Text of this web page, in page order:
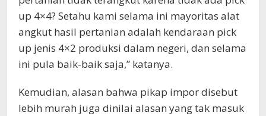
up 4×4? Setahu kami selama ini mayoritas alat
angkut hasil pertanian adalah kendaraan pick
up jenis 4×2 produksi dalam negeri, dan selama
ini pula baik-baik saja,” katanya.
Kemudian, alasan bahwa pikap impor disebut
lebih murah juga dinilai alasan yang tak masuk